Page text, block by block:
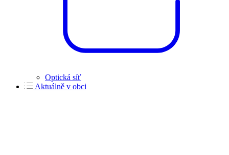
Optická síť
Aktuálně v obci